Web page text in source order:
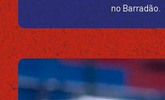
no Barradão.